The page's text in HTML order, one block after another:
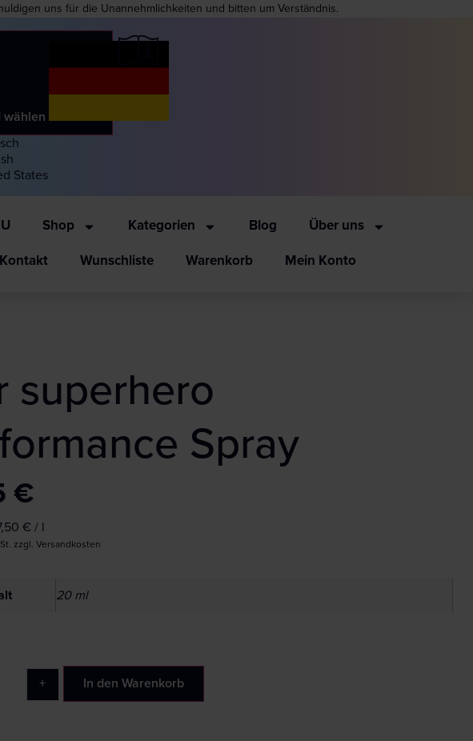
uns für die Unannehmlichkeiten und bitten um Verständnis.
wählen
States
Shop Kategorien Blog Über uns
Kontakt Wunschliste Warenkorb Mein Konto
superhero
Spray
€
€ /
zzgl. Versandkosten
20 ml
+ In den Warenkorb